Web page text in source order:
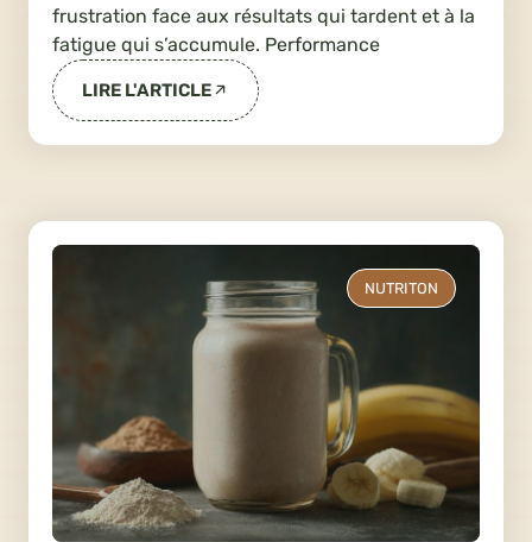
frustration face aux résultats qui tardent et à la
fatigue qui s’accumule. Performance
LIRE L'ARTICLE
NUTRITON